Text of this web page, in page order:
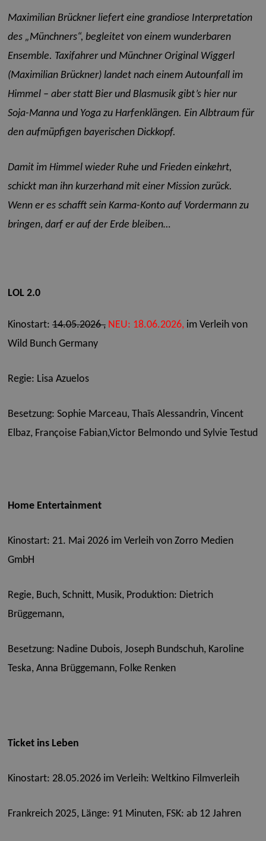
Maximilian Brückner liefert eine grandiose Interpretation
des „Münchners“, begleitet von einem wunderbaren
Ensemble. Taxifahrer und Münchner Original Wiggerl
(Maximilian Brückner) landet nach einem Autounfall im
Himmel – aber statt Bier und Blasmusik gibt’s hier nur
Soja-Manna und Yoga zu Harfenklängen. Ein Albtraum für
den aufmüpfigen bayerischen Dickkopf.
Damit im Himmel wieder Ruhe und Frieden einkehrt,
schickt man ihn kurzerhand mit einer Mission zurück.
Wenn er es schafft sein Karma-Konto auf Vordermann zu
bringen, darf er auf der Erde bleiben…
LOL 2.0
Kinostart:14.05.2026 , NEU: 18.06.2026,im Verleih von
Wild Bunch Germany
Regie: Lisa Azuelos
Besetzung: Sophie Marceau, Thaïs Alessandrin, Vincent
Elbaz, Françoise Fabian,Victor Belmondo und Sylvie Testud
Home Entertainment
Kinostart: 21. Mai 2026 im Verleih von Zorro Medien
GmbH
Regie, Buch, Schnitt, Musik, Produktion: Dietrich
Brüggemann,
Besetzung: Nadine Dubois, Joseph Bundschuh, Karoline
Teska, Anna Brüggemann, Folke Renken
Ticket ins Leben
Kinostart: 28.05.2026 im Verleih: Weltkino Filmverleih
Frankreich 2025, Länge: 91 Minuten, FSK: ab 12 Jahren